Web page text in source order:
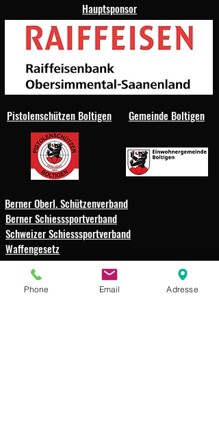
Hauptsponsor
Pistolenschützen Boltigen Gemeinde Boltigen
Berner Oberl. Schützenverband
Berner Schiesssportverband
Schweizer Schiesssportverband
Waffengesetz
Schützengesellschaft
Phone Email Adresse